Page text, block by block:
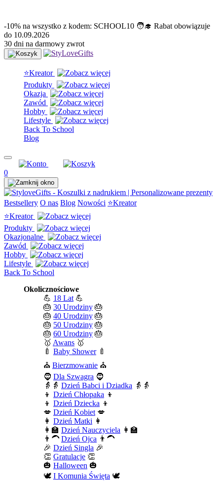
-10% na wszystko z kodem: SCHOOL10 🧑‍🎓 Rabat obowiązuje
do 10.09.2026
30 dni na darmowy zwrot
⭐Kreator
Produkty
Okazja
Zawód
Hobby
Lifestyle
Back To School
Blog
0
Bestsellery O nas Blog Nowości ⭐Kreator
⭐Kreator
Produkty
Okazjonalne
Zawód
Hobby
Lifestyle
Back To School
Okolicznościowe
💪 18 Lat 💪
🎂 30 Urodziny 🎂
🎂 40 Urodziny 🎂
🎂 50 Urodziny 🎂
🎂 60 Urodziny 🎂
🥇 Awans 🥇
🍼 Baby Shower🍼
⛪ Bierzmowanie ⛪
🧔 Dla Szwagra 🧔
👵👵 Dzień Babci i Dziadka 👵👵
👦 Dzień Chłopaka 👦
👦 Dzień Dziecka 👦
💋 Dzień Kobiet 💋
👩 Dzień Matki 👩
👩‍🏫 Dzień Nauczyciela 👩‍🏫
👨‍🦱 Dzień Ojca 👨‍🦱
🎉 Dzień Singla 🎉
👏 Gratulacje 👏
🎃 Halloween 🎃
🕊️ I Komunia Święta 🕊️